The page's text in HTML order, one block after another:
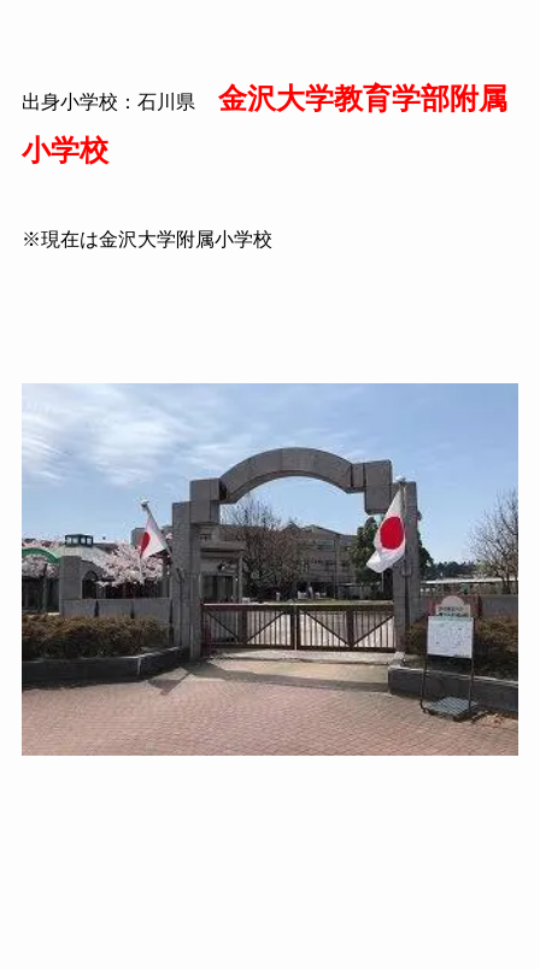
出身小学校：石川県
金沢大学教育学部附属
小学校
※現在は金沢大学附属小学校